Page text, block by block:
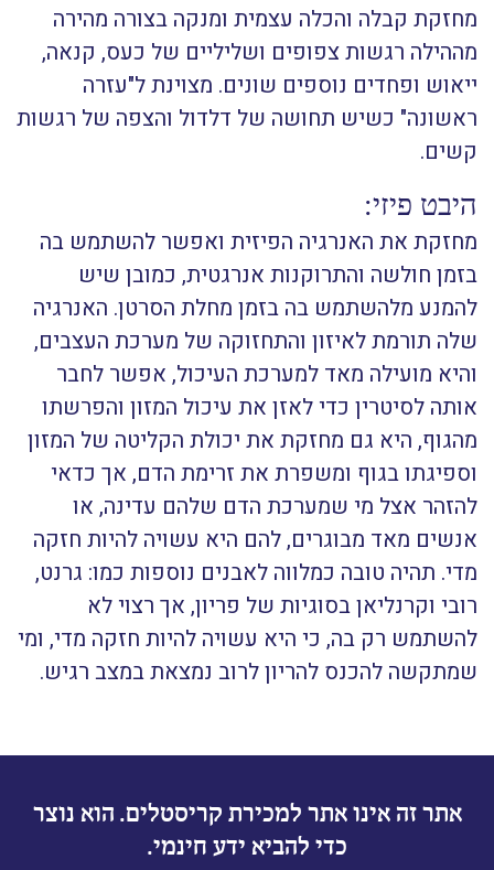
מחזקת קבלה והכלה עצמית ומנקה בצורה מהירה
מההילה רגשות צפופים ושליליים של כעס, קנאה,
ייאוש ופחדים נוספים שונים. מצוינת ל"עזרה
ראשונה" כשיש תחושה של דלדול והצפה של רגשות
קשים.
היבט פיזי:
מחזקת את האנרגיה הפיזית ואפשר להשתמש בה
בזמן חולשה והתרוקנות אנרגטית, כמובן שיש
להמנע מלהשתמש בה בזמן מחלת הסרטן. האנרגיה
שלה תורמת לאיזון והתחזוקה של מערכת העצבים,
והיא מועילה מאד למערכת העיכול, אפשר לחבר
אותה לסיטרין כדי לאזן את עיכול המזון והפרשתו
מהגוף, היא גם מחזקת את יכולת הקליטה של המזון
וספיגתו בגוף ומשפרת את זרימת הדם, אך כדאי
להזהר אצל מי שמערכת הדם שלהם עדינה, או
אנשים מאד מבוגרים, להם היא עשויה להיות חזקה
מדי. תהיה טובה כמלווה לאבנים נוספות כמו: גרנט,
רובי וקרנליאן בסוגיות של פריון, אך רצוי לא
להשתמש רק בה, כי היא עשויה להיות חזקה מדי, ומי
שמתקשה להכנס להריון לרוב נמצאת במצב רגיש.
אתר זה אינו אתר למכירת קריסטלים. הוא נוצר
כדי להביא ידע חינמי.